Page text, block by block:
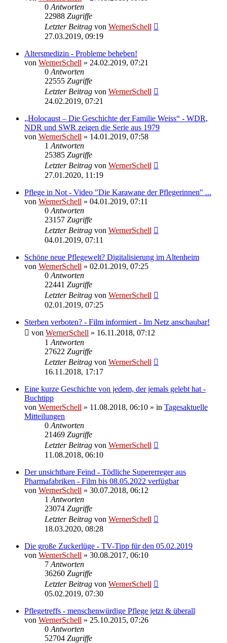
0 Antworten
22988 Zugriffe
Letzter Beitrag von WernerSchell
27.03.2019, 09:19
Altersmedizin - Probleme beheben!
von WernerSchell » 24.02.2019, 07:21
0 Antworten
22555 Zugriffe
Letzter Beitrag von WernerSchell
24.02.2019, 07:21
„Holocaust – Die Geschichte der Familie Weiss“ - WDR,
NDR und SWR zeigen die Serie aus 1979
von WernerSchell » 14.01.2019, 07:58
1 Antworten
25385 Zugriffe
Letzter Beitrag von WernerSchell
27.01.2020, 11:19
Pflege in Not - Video "Die Karawane der Pflegerinnen" ...
von WernerSchell » 04.01.2019, 07:11
0 Antworten
23157 Zugriffe
Letzter Beitrag von WernerSchell
04.01.2019, 07:11
Schöne neue Pflegewelt? Digitalisierung im Altenheim
von WernerSchell » 02.01.2019, 07:25
0 Antworten
22441 Zugriffe
Letzter Beitrag von WernerSchell
02.01.2019, 07:25
Sterben verboten? - Film informiert - Im Netz anschaubar!
von WernerSchell » 16.11.2018, 07:12
1 Antworten
27622 Zugriffe
Letzter Beitrag von WernerSchell
16.11.2018, 17:17
Eine kurze Geschichte von jedem, der jemals gelebt hat -
Buchtipp
von WernerSchell » 11.08.2018, 06:10 » in Tagesaktuelle
Mitteilungen
0 Antworten
21469 Zugriffe
Letzter Beitrag von WernerSchell
11.08.2018, 06:10
Der unsichtbare Feind - Tödliche Supererreger aus
Pharmafabriken - Film bis 08.05.2022 verfügbar
von WernerSchell » 30.07.2018, 06:12
1 Antworten
23074 Zugriffe
Letzter Beitrag von WernerSchell
18.03.2020, 08:28
Die große Zuckerlüge - TV-Tipp für den 05.02.2019
von WernerSchell » 30.08.2017, 06:10
7 Antworten
36260 Zugriffe
Letzter Beitrag von WernerSchell
05.02.2019, 07:30
Pflegetreffs - menschenwürdige Pflege jetzt & überall
von WernerSchell » 25.10.2015, 07:26
0 Antworten
52704 Zugriffe